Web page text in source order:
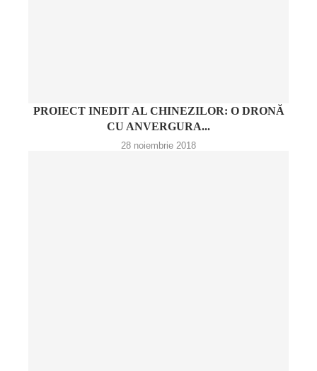
PROIECT INEDIT AL CHINEZILOR: O DRONĂ
CU ANVERGURA...
28 noiembrie 2018